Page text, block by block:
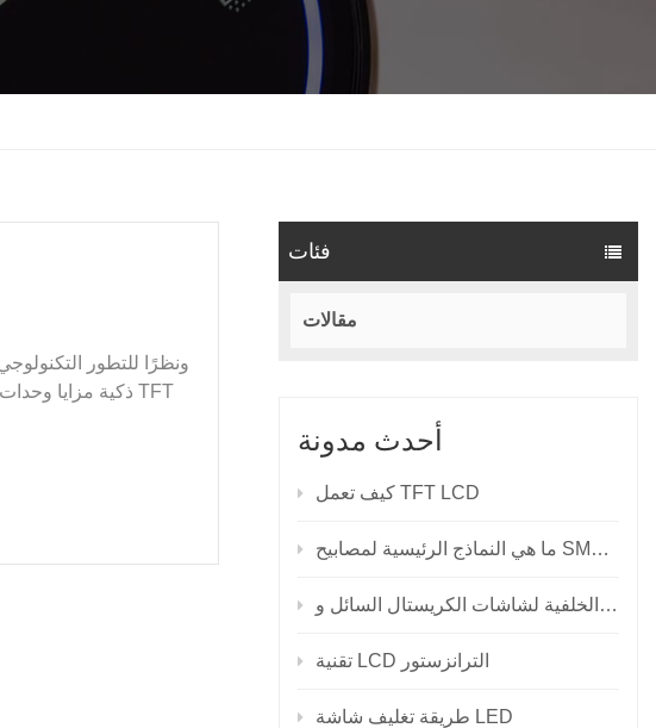
فئات
مقالات
أحدث مدونة
كيف تعمل TFT LCD
تقنية LCD الترانزستور
طريقة تغليف شاشة LED
ونظرًا للتطور